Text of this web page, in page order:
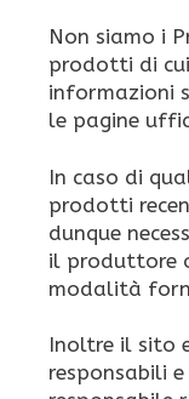
Non siamo i
prodotti di
informazioni
le pagine
In caso di
prodotti
dunque
il produttore
modalità
Inoltre il sito
responsabili